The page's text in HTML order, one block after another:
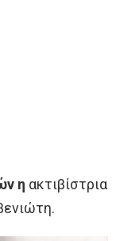
η ακτιβίστρια